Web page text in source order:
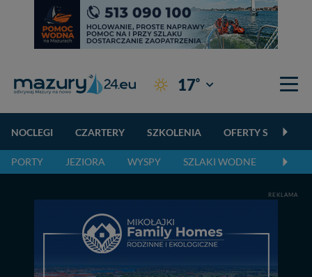
17° Giżycko
NOCLEGI CZARTERY SZKOLENIA OFERTY
PORTY JEZIORA WYSPY SZLAKI WODNE
REKLAMA